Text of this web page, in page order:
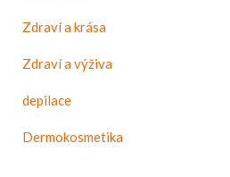
Zdraví a krása
Zdraví a výživa
depilace
Dermokosmetika